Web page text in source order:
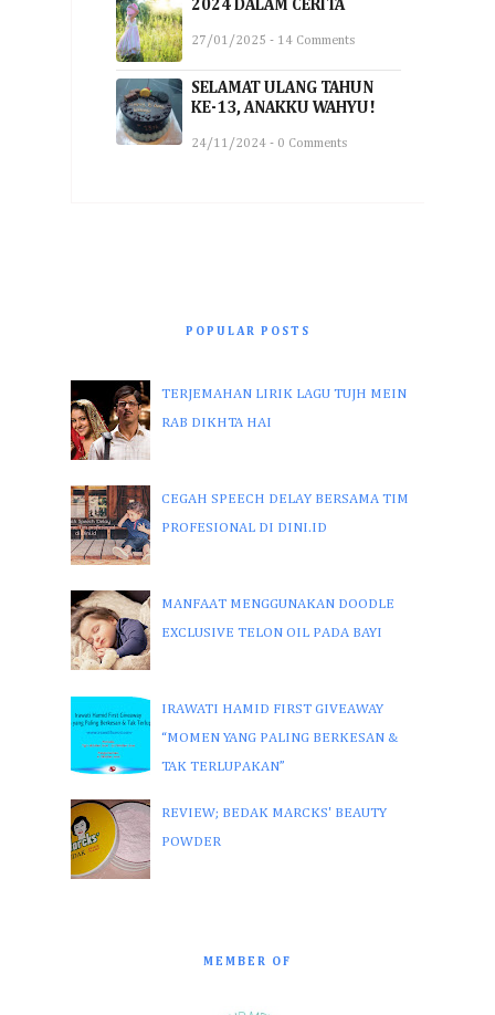
2024 DALAM CERITA
27/01/2025 - 14 Comments
SELAMAT ULANG TAHUN
KE-13, ANAKKU WAHYU!
24/11/2024 - 0 Comments
POPULAR POSTS
TERJEMAHAN LIRIK LAGU TUJH MEIN
RAB DIKHTA HAI
CEGAH SPEECH DELAY BERSAMA TIM
PROFESIONAL DI DINI.ID
MANFAAT MENGGUNAKAN DOODLE
EXCLUSIVE TELON OIL PADA BAYI
IRAWATI HAMID FIRST GIVEAWAY
“MOMEN YANG PALING BERKESAN &
TAK TERLUPAKAN”
REVIEW; BEDAK MARCKS' BEAUTY
POWDER
MEMBER OF